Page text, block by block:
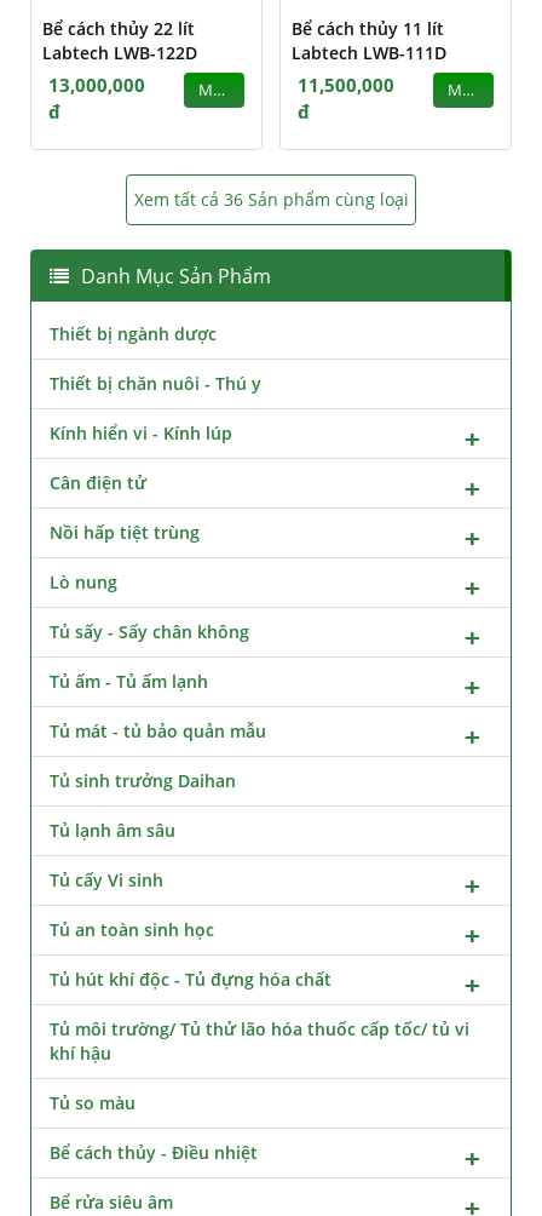
Bể cách thủy 22 lít
Labtech LWB-122D
13,000,000
đ
MUA
Bể cách thủy 11 lít
Labtech LWB-111D
11,500,000
đ
MUA
Xem tất cả 36 Sản phẩm cùng loại
Danh Mục Sản Phẩm
Thiết bị ngành dược
Thiết bị chăn nuôi - Thú y
Kính hiển vi - Kính lúp
Cân điện tử
Nồi hấp tiệt trùng
Lò nung
Tủ sấy - Sấy chân không
Tủ ấm - Tủ ấm lạnh
Tủ mát - tủ bảo quản mẫu
Tủ sinh trưởng Daihan
Tủ lạnh âm sâu
Tủ cấy Vi sinh
Tủ an toàn sinh học
Tủ hút khí độc - Tủ đựng hóa chất
Tủ môi trường/ Tủ thử lão hóa thuốc cấp tốc/ tủ vi
khí hậu
Tủ so màu
Bể cách thủy - Điều nhiệt
Bể rửa siêu âm